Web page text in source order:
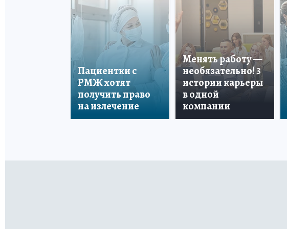
Пациентки с
РМЖ хотят
получить право
на излечение
Менять работу —
необязательно! 3
истории карьеры
в одной
компании